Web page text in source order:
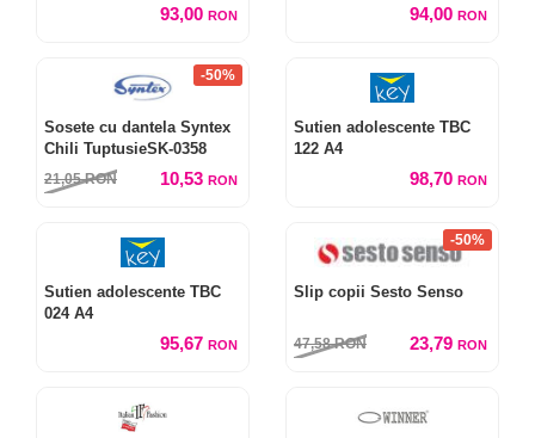
93,00 RON 94,00 RON
-50%
Sosete cu dantela Syntex
Chili TuptusieSK-0358
21,05RON 10,53 RON
Sutien adolescente TBC
122 A4
98,70 RON
Sutien adolescente TBC
024 A4
95,67 RON
-50%
Slip copii Sesto Senso
47,58RON 23,79 RON